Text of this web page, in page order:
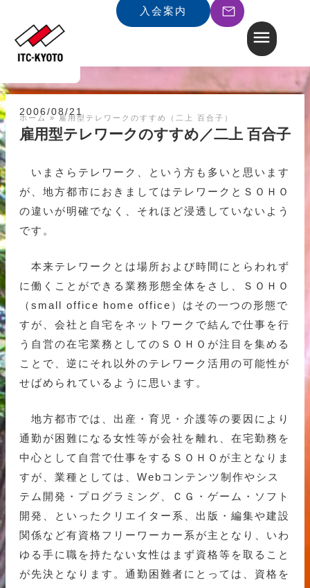
入会案内
ホーム » 雇用型テレワークのすすめ（二上 百合子）
2006/08/21
雇用型テレワークのすすめ／二上 百合子
いまさらテレワーク、という方も多いと思います
が、地方都市におきましてはテレワークとＳＯＨＯ
の違いが明確でなく、それほど浸透していないよう
です。
本来テレワークとは場所および時間にとらわれず
に働くことができる業務形態全体をさし、ＳＯＨＯ
（small office home office）はその一つの形態で
すが、会社と自宅をネットワークで結んで仕事を行
う自営の在宅業務としてのＳＯＨＯが注目を集める
ことで、逆にそれ以外のテレワーク活用の可能性が
せばめられているように思います。
地方都市では、出産・育児・介護等の要因により
通勤が困難になる女性等が会社を離れ、在宅勤務を
中心として自営で仕事をするＳＯＨＯが主となりま
すが、業種としては、Webコンテンツ制作やシス
テム開発・プログラミング、ＣＧ・ゲーム・ソフト
開発、といったクリエイター系、出版・編集や建設
関係など有資格フリーワーカー系が主となり、いわ
ゆる手に職を持たない女性はまず資格等を取ること
が先決となります。通勤困難者にとっては、資格を